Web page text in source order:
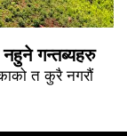
गन्तब्यहरु
त कुरै नगरौं